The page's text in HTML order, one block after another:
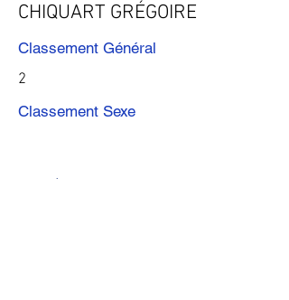
CHIQUART GRÉGOIRE
Classement Général
2
Classement Sexe
Précédent